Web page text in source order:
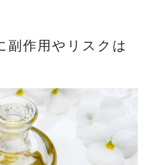
副作用やリスクは